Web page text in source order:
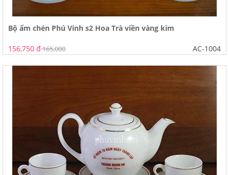
Bộ ấm chén Phú Vinh s2 Hoa Trà viền vàng kim
156,750 đ165,000 AC-1004